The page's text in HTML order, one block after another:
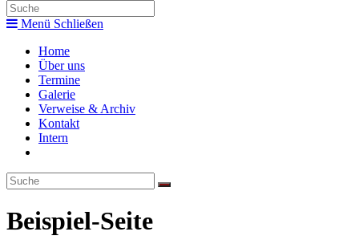
search
Menü Schließen
Home
Über uns
Termine
Galerie
Verweise & Archiv
Kontakt
Intern
search
Beispiel-Seite